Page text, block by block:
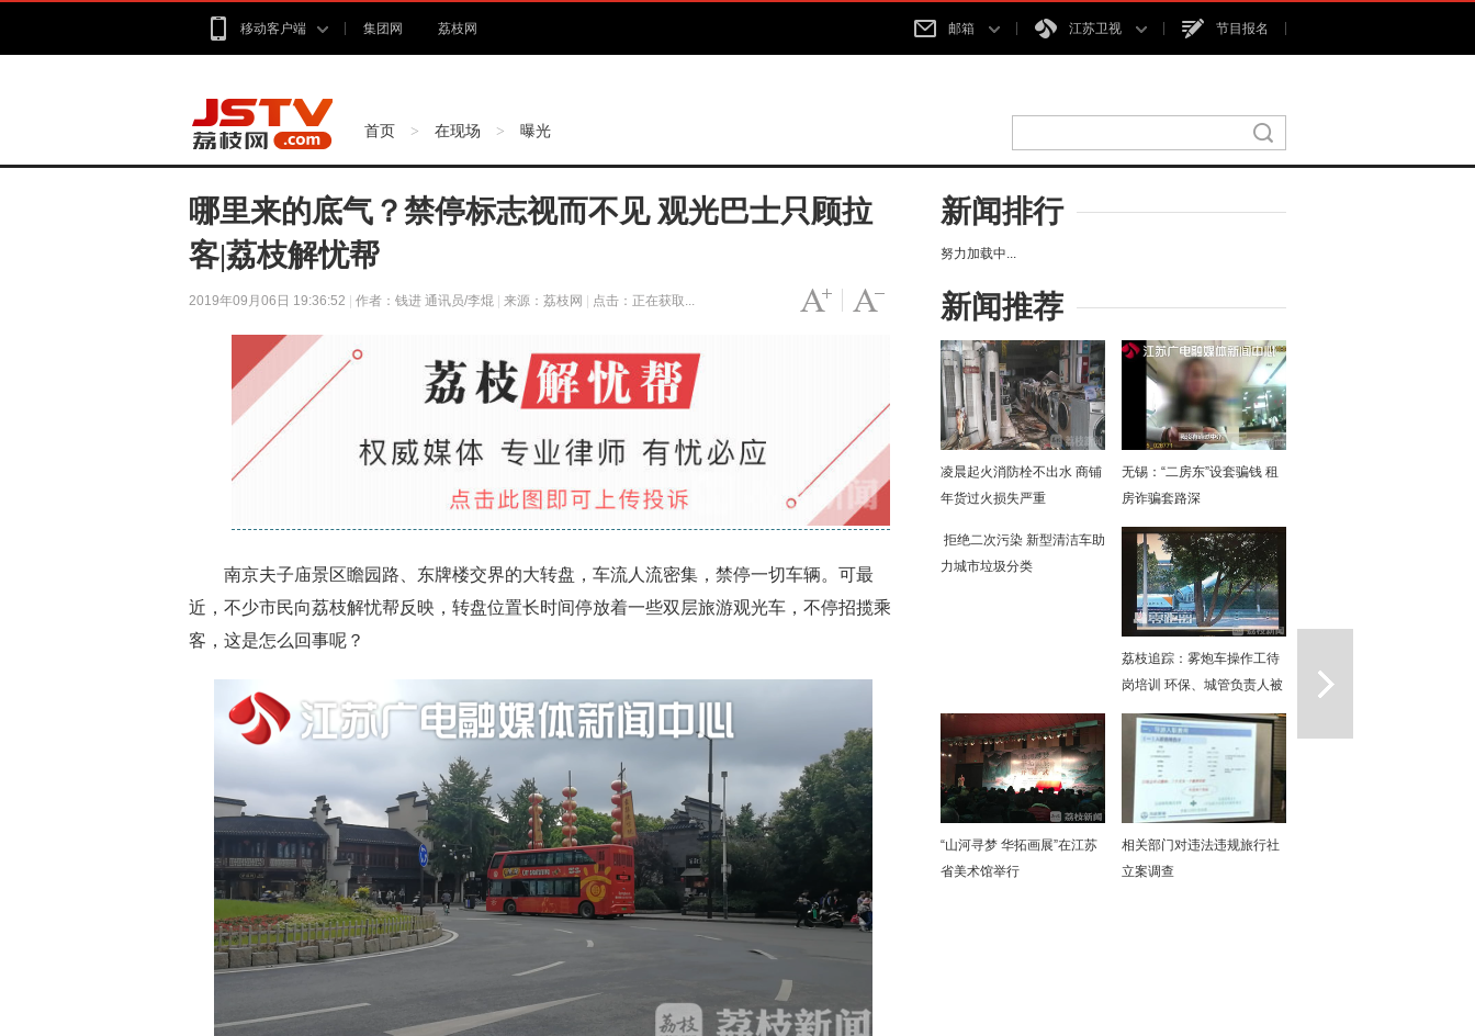
移动客户端 集团网 荔枝网 邮箱 江苏卫视 节目报名
首页 > 在现场 > 曝光
哪里来的底气？禁停标志视而不见 观光巴士只顾拉
客|荔枝解忧帮
2019年09月06日 19:36:52 作者：钱进 通讯员/李焜 来源：荔枝网 点击： 正在获取...字号变大字号变小
南京夫子庙景区瞻园路、东牌楼交界的大转盘，车流人流密集，禁停一切车辆。可最
近，不少市民向荔枝解忧帮反映，转盘位置长时间停放着一些双层旅游观光车，不停招揽乘
客，这是怎么回事呢？
新闻排行
努力加载中...
新闻推荐
凌晨起火消防栓不出水 商铺
年货过火损失严重
无锡：“二房东”设套骗钱 租
房诈骗套路深
拒绝二次污染 新型清洁车助
力城市垃圾分类
荔枝追踪：雾炮车操作工待
岗培训 环保、城管负责人被
约谈
“山河寻梦 华拓画展”在江苏
省美术馆举行
相关部门对违法违规旅行社
立案调查